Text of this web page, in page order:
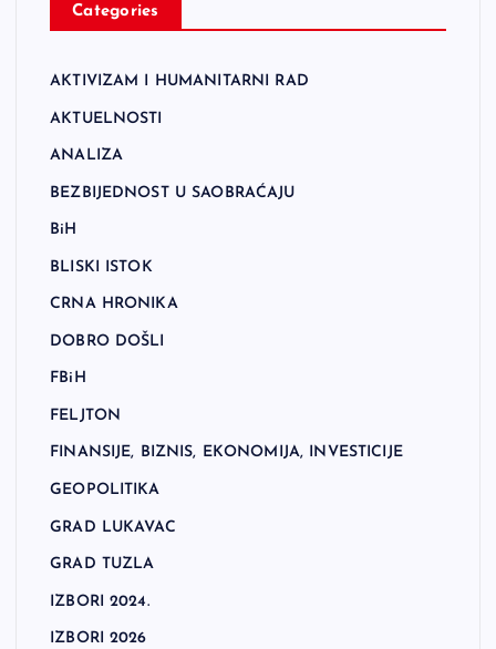
Categories
AKTIVIZAM I HUMANITARNI RAD
AKTUELNOSTI
ANALIZA
BEZBIJEDNOST U SAOBRAĆAJU
BiH
BLISKI ISTOK
CRNA HRONIKA
DOBRO DOŠLI
FBiH
FELJTON
FINANSIJE, BIZNIS, EKONOMIJA, INVESTICIJE
GEOPOLITIKA
GRAD LUKAVAC
GRAD TUZLA
IZBORI 2024.
IZBORI 2026